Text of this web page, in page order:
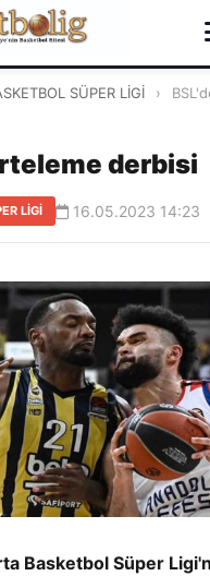
SÜPER LİGİ ›
derbisi
LİGİ 16.05.2023 14:23
Basketbol Süper